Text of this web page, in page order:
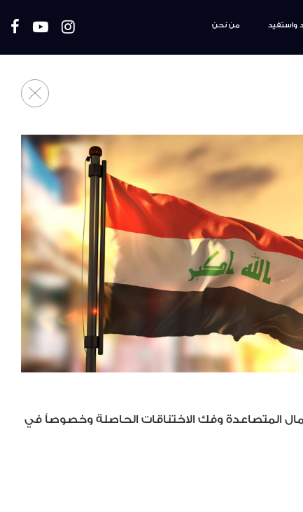
واستفيد من نحن
المتصاعدة وفك الاختناقات الحاصلة وخصوصاً في